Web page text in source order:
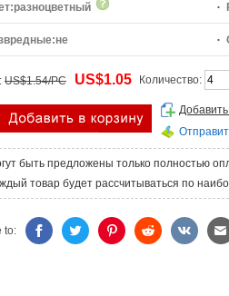
разноцветный
не
US$1.54/PC US$1.05 Количество:
быть предложены только полностью
товар будет рассчитываться по
to: